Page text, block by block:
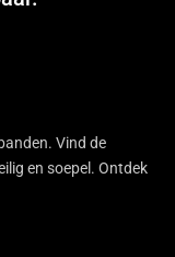
Vind de
en soepel. Ontdek